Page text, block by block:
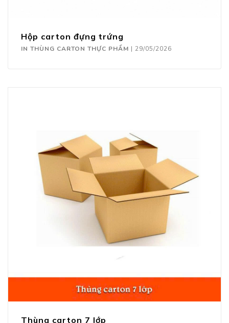
Hộp carton đựng trứng
IN THÙNG CARTON THỰC PHẨM | 29/05/2026
Thùng carton 7 lớp